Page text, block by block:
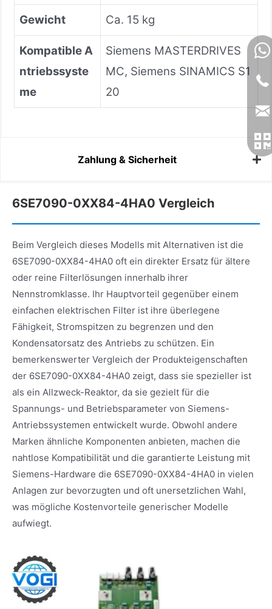
Gewicht Ca. 15 kg
Kompatible A
ntriebssyste
me
Siemens MASTERDRIVES
MC, Siemens SINAMICS S1
20
Zahlung & Sicherheit
6SE7090-0XX84-4HA0 Vergleich
Beim Vergleich dieses Modells mit Alternativen ist die
6SE7090-0XX84-4HA0 oft ein direkter Ersatz für ältere
oder reine Filterlösungen innerhalb ihrer
Nennstromklasse. Ihr Hauptvorteil gegenüber einem
einfachen elektrischen Filter ist ihre überlegene
Fähigkeit, Stromspitzen zu begrenzen und den
Kondensatorsatz des Antriebs zu schützen. Ein
bemerkenswerter Vergleich der Produkteigenschaften
der 6SE7090-0XX84-4HA0 zeigt, dass sie spezieller ist
als ein Allzweck-Reaktor, da sie gezielt für die
Spannungs- und Betriebsparameter von Siemens-
Antriebssystemen entwickelt wurde. Obwohl andere
Marken ähnliche Komponenten anbieten, machen die
nahtlose Kompatibilität und die garantierte Leistung mit
Siemens-Hardware die 6SE7090-0XX84-4HA0 in vielen
Anlagen zur bevorzugten und oft unersetzlichen Wahl,
was mögliche Kostenvorteile generischer Modelle
aufwiegt.